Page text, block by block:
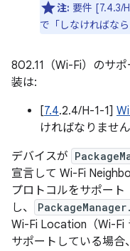
注: 要件 [7.4.3/
で「しなければな
802.11（Wi-Fi）のサ
装は:
[7.4.2.4/H-1-1]
ければなりません
デバイスが
宣言して Wi-Fi
プロトコルをサポート
し、
Wi-Fi Location（Wi-Fi
サポートしている場合